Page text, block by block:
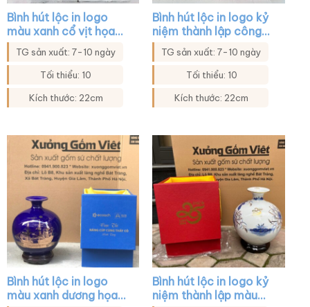
Bình hút lộc in logo
màu xanh cổ vịt họa
tiết lý ngư vọng
nguyệt XG-BHL43
TG sản xuất: 7-10 ngày
Tối thiểu: 10
Kích thước: 22cm
Bình hút lộc in logo kỷ
niệm thành lập công
ty màu xanh lá họa
tiết thuyền buồm XG-
BHL34
TG sản xuất: 7-10 ngày
Tối thiểu: 10
Kích thước: 22cm
Bình hút lộc in logo
màu xanh dương họa
Bình hút lộc in logo kỷ
niệm thành lập màu